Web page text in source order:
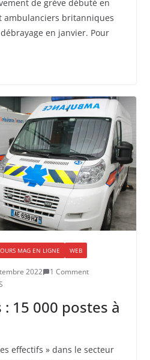
de grève débuté en
ambulanciers britanniques
en janvier. Pour
MAG EN LIGNE WEB
2022
1 Comment
15 000 postes à
effectifs » dans le secteur